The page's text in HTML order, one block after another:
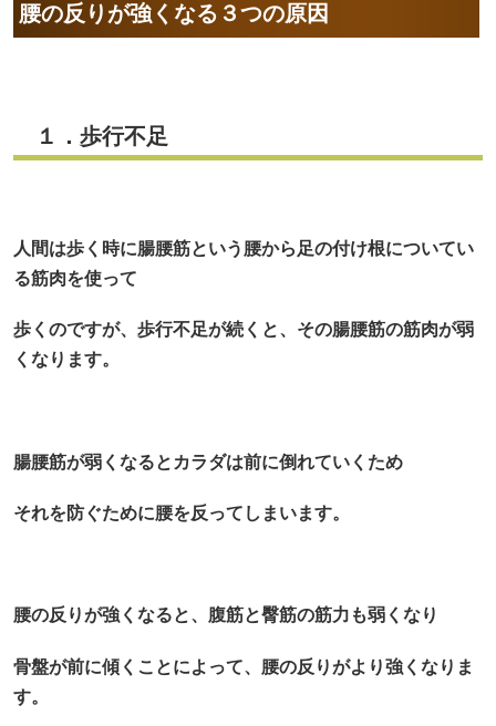
腰の反りが強くなる３つの原因
１．歩行不足
人間は歩く時に腸腰筋という腰から足の付け根についてい
る筋肉を使って
歩くのですが、歩行不足が続くと、その腸腰筋の筋肉が弱
くなります。
腸腰筋が弱くなるとカラダは前に倒れていくため
それを防ぐために腰を反ってしまいます。
腰の反りが強くなると、腹筋と臀筋の筋力も弱くなり
骨盤が前に傾くことによって、腰の反りがより強くなりま
す。